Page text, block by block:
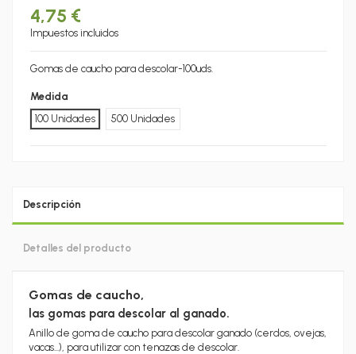
4,75 €
Impuestos incluidos
Gomas de caucho para descolar-100uds.
Medida
100 Unidades
500 Unidades
Descripción
Detalles del producto
Gomas de caucho,
las gomas para descolar al ganado.
Anillo de goma de caucho para descolar ganado (cerdos, ovejas,
vacas...), para utilizar con tenazas de descolar.